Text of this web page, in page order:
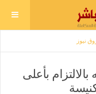
نيوز
بأعلى